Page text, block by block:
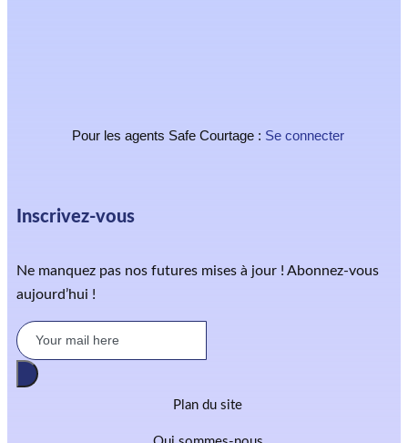
Pour les agents Safe Courtage : Se connecter
Inscrivez-vous
Ne manquez pas nos futures mises à jour ! Abonnez-vous
aujourd’hui !
Plan du site